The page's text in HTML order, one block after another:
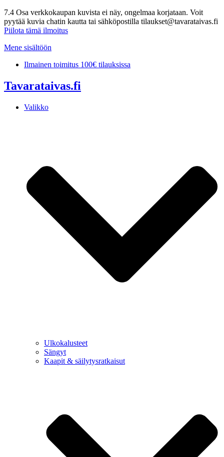
7.4 Osa verkkokaupan kuvista ei näy, ongelmaa korjataan. Voit
pyytää kuvia chatin kautta tai sähköpostilla tilaukset@tavarataivas.fi
Piilota tämä ilmoitus
Mene sisältöön
Ilmainen toimitus 100€ tilauksissa
Tavarataivas.fi
Valikko
Ulkokalusteet
Sängyt
Kaapit & säilytysratkaisut